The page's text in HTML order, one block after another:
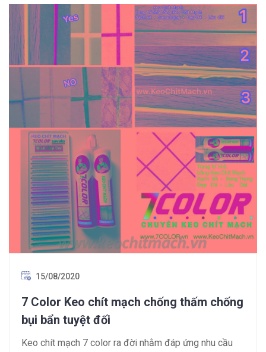
15/08/2020
7 Color Keo chít mạch chống thấm chống
bụi bẩn tuyệt đối
Keo chít mạch 7 color ra đời nhằm đáp ứng nhu cầu